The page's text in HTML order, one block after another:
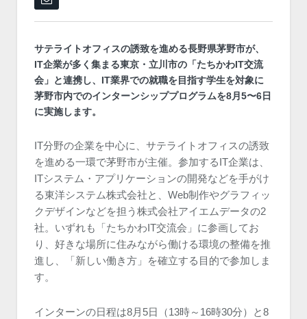
サテライトオフィスの誘致を進める長野県茅野市が、
IT企業が多く集まる東京・立川市の「たちかわIT交流
会」と連携し、IT業界での就職を目指す学生を対象に
茅野市内でのインターンシッププログラムを8月5〜6日
に実施します。
IT分野の企業を中心に、サテライトオフィスの誘致
を進める一環で茅野市が主催。参加するIT企業は、
ITシステム・アプリケーションの開発などを手がけ
る東洋システム株式会社と、Web制作やグラフィッ
クデザインなどを担う株式会社アイエムデータの2
社。いずれも「たちかわIT交流会」に参画してお
り、好きな場所に住みながら働ける環境の整備を推
進し、「新しい働き方」を確立する目的で参加しま
す。
インターンの日程は8月5日（13時～16時30分）と8